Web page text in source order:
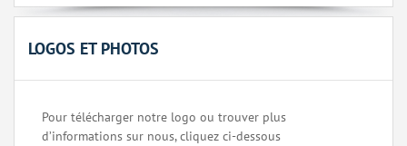
LOGOS ET PHOTOS
Pour télécharger notre logo ou trouver plus
d’informations sur nous, cliquez ci-dessous